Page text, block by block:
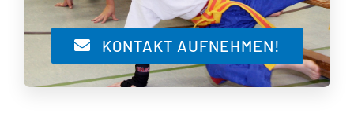
KONTAKT AUFNEHMEN!